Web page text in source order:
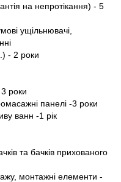
на непротікання) - 5
ущільнювачі,
- 2 роки
роки
панелі -3 роки
ванн -1 рік
та бачків прихованого
монтажні елементи -